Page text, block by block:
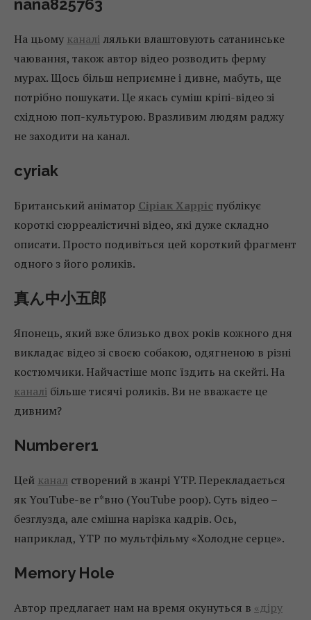
nana825763
На цьому каналі ляльки влаштовують сатанинське
чаювання, також автор відео розводить ферму
мурах. Щось більш неприємне і дивне, мабуть, ще
потрібно пошукати. Це якась суміш кріпі-відео зі
східною поп-культурою. Вразливим людям раджу
не заходити на канал.
cyriak
Британський аніматор Сіріак Харріс публікує
короткі сюрреалістичні відео, які дуже складно
описати. Просто подивіться цей короткий фрагмент
одного з його роликів.
真ん中小五郎
Японець, який вже близько двох років кожного дня
викладає відео зі своєю собакою, одягненою в різні
костюмчики. Найчастіше мопс їздить на скейті. На
каналі більше тисячі роликів. Ви не вважаєте це
дивним?
Numberer1
Цей канал створений в жанрі YТP. Перекладається
як YouTube-ве г*вно (YouTube poop). Суть відео –
безглузда, але смішна нарізка кадрів. Ось,
наприклад, YTP по мультфільму «Холодне серце».
Memory Hole
Автор предлагает нам на время окунуться в «діру